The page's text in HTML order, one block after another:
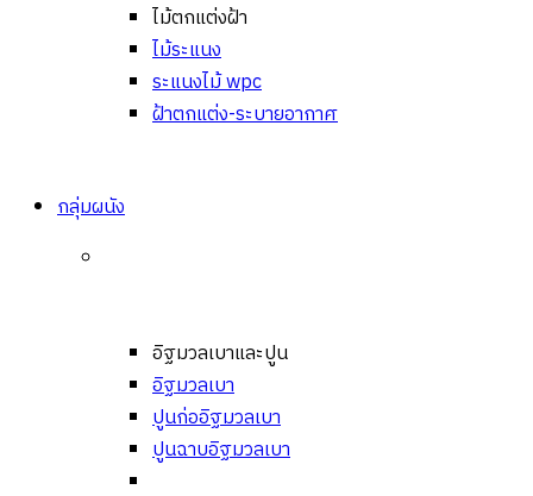
ไม้ตกแต่งฝ้า
ไม้ระแนง
ระแนงไม้ wpc
ฝ้าตกแต่ง-ระบายอากาศ
กลุ่มผนัง
อิฐมวลเบาและปูน
อิฐมวลเบา
ปูนก่ออิฐมวลเบา
ปูนฉาบอิฐมวลเบา